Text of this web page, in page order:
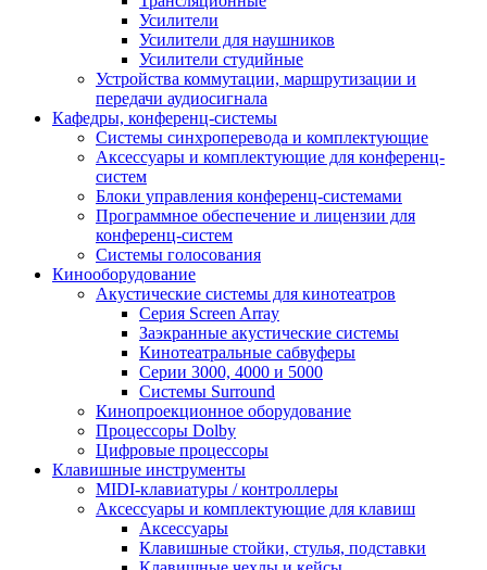
Усилители
Усилители для наушников
Усилители студийные
Устройства коммутации, маршрутизации и
передачи аудиосигнала
Кафедры, конференц-системы
Cистемы синхроперевода и комплектующие
Аксессуары и комплектующие для конференц-
систем
Блоки управления конференц-системами
Программное обеспечение и лицензии для
конференц-систем
Системы голосования
Кинооборудование
Акустические системы для кинотеатров
Cерия Screen Array
Заэкранные акустические системы
Кинотеатральные сабвуферы
Серии 3000, 4000 и 5000
Системы Surround
Кинопроекционное оборудование
Процессоры Dolby
Цифровые процессоры
Клавишные инструменты
MIDI-клавиатуры / контроллеры
Аксессуары и комплектующие для клавиш
Аксессуары
Клавишные стойки, стулья, подставки